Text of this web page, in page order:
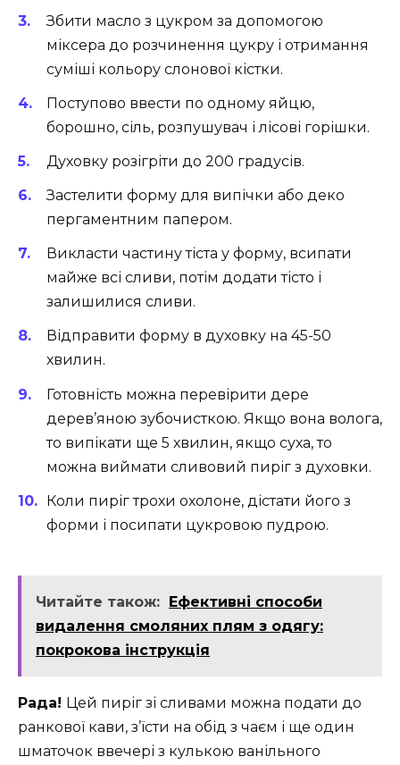
Збити масло з цукром за допомогою
міксера до розчинення цукру і отримання
суміші кольору слонової кістки.
Поступово ввести по одному яйцю,
борошно, сіль, розпушувач і лісові горішки.
Духовку розігріти до 200 градусів.
Застелити форму для випічки або деко
пергаментним папером.
Викласти частину тіста у форму, всипати
майже всі сливи, потім додати тісто і
залишилися сливи.
Відправити форму в духовку на 45-50
хвилин.
Готовність можна перевірити дере
дерев’яною зубочисткою. Якщо вона волога,
то випікати ще 5 хвилин, якщо суха, то
можна виймати сливовий пиріг з духовки.
Коли пиріг трохи охолоне, дістати його з
форми і посипати цукровою пудрою.
Читайте також: Ефективні способи
видалення смоляних плям з одягу:
покрокова інструкція
Рада! Цей пиріг зі сливами можна подати до
ранкової кави, з’їсти на обід з чаєм і ще один
шматочок ввечері з кулькою ванільного